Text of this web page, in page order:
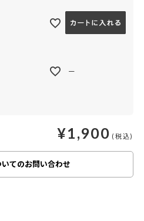
—
¥1,900
てのお問い合わせ